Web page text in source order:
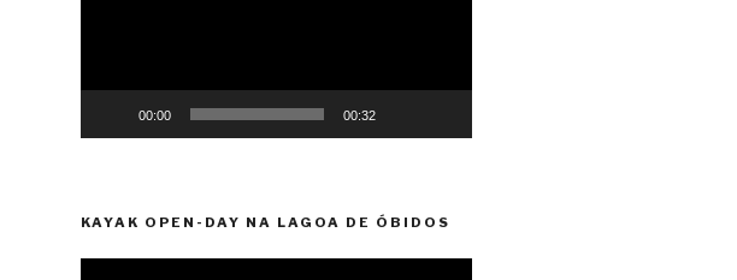
00:00 00:32
KAYAK OPEN-DAY NA LAGOA DE ÓBIDOS